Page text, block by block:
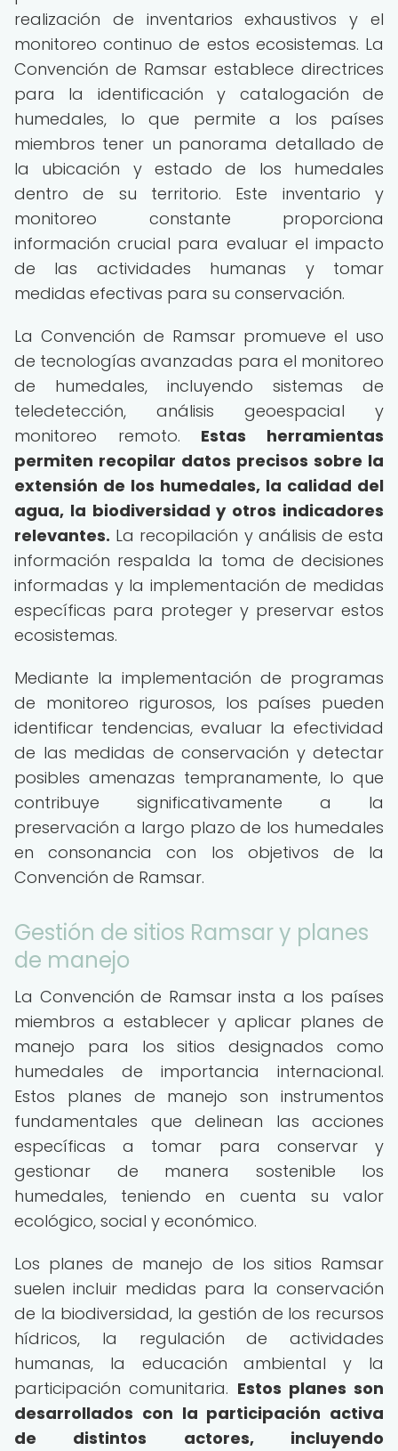
realización de inventarios exhaustivos y el
monitoreo continuo de estos ecosistemas. La
Convención de Ramsar establece directrices
para la identificación y catalogación de
humedales, lo que permite a los países
miembros tener un panorama detallado de
la ubicación y estado de los humedales
dentro de su territorio. Este inventario y
monitoreo constante proporciona
información crucial para evaluar el impacto
de las actividades humanas y tomar
medidas efectivas para su conservación.
La Convención de Ramsar promueve el uso
de tecnologías avanzadas para el monitoreo
de humedales, incluyendo sistemas de
teledetección, análisis geoespacial y
monitoreo remoto. Estas herramientas
permiten recopilar datos precisos sobre la
extensión de los humedales, la calidad del
agua, la biodiversidad y otros indicadores
relevantes. La recopilación y análisis de esta
información respalda la toma de decisiones
informadas y la implementación de medidas
específicas para proteger y preservar estos
ecosistemas.
Mediante la implementación de programas
de monitoreo rigurosos, los países pueden
identificar tendencias, evaluar la efectividad
de las medidas de conservación y detectar
posibles amenazas tempranamente, lo que
contribuye significativamente a la
preservación a largo plazo de los humedales
en consonancia con los objetivos de la
Convención de Ramsar.
Gestión de sitios Ramsar y planes
de manejo
La Convención de Ramsar insta a los países
miembros a establecer y aplicar planes de
manejo para los sitios designados como
humedales de importancia internacional.
Estos planes de manejo son instrumentos
fundamentales que delinean las acciones
específicas a tomar para conservar y
gestionar de manera sostenible los
humedales, teniendo en cuenta su valor
ecológico, social y económico.
Los planes de manejo de los sitios Ramsar
suelen incluir medidas para la conservación
de la biodiversidad, la gestión de los recursos
hídricos, la regulación de actividades
humanas, la educación ambiental y la
participación comunitaria. Estos planes son
desarrollados con la participación activa
de distintos actores, incluyendo